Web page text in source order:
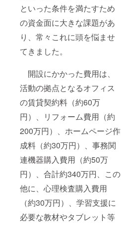
といった条件を満たすため
の資金面に大きな課題があ
り、常々これに頭を悩ませ
てきました。
開設にかかった費用は、
活動の拠点となるオフィス
の賃貸契約料（約60万
円）、リフォーム費用（約
200万円）、ホームページ作
成料（約30万円）、事務関
連機器購入費用（約50万
円）、合計約340万円、この
他に、心理検査購入費用
（約30万円）、学習支援に
必要な教材やタブレット等